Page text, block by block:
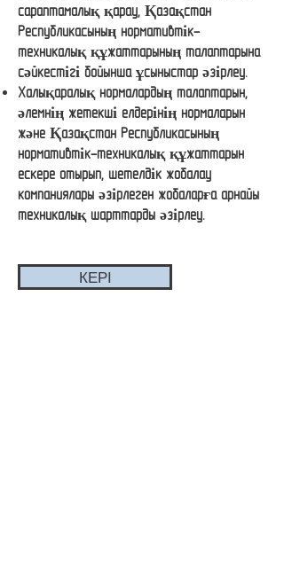
сараптамалық қарау, Қазақстан
Республикасының нормативтік-
техникалық құжаттарының талаптарына
сәйкестігі бойынша ұсыныстар әзірлеу.
Халықаралық нормалардың талаптарын,
әлемнің жетекші елдерінің нормаларын
және Қазақстан Республикасының
нормативтік-техникалық құжаттарын
ескере отырып, шетелдік жобалау
компаниялары әзірлеген жобаларға арнайы
техникалық шарттарды әзірлеу.
КЕРІ